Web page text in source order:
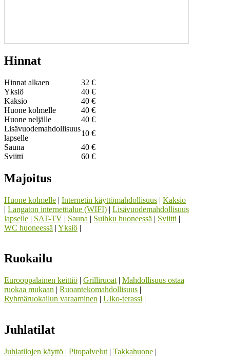
Hinnat
Hinnat alkaen
32 €
Yksiö
40 €
Kaksio
40 €
Huone kolmelle
40 €
Huone neljälle
40 €
Lisävuodemahdollisuus
lapselle
10 €
Sauna
40 €
Sviitti
60 €
Majoitus
Huone kolmelle | Internetin käyttömahdollisuus | Kaksio
| Langaton internettialue (WIFI) | Lisävuodemahdollisuus
lapselle | SAT-TV | Sauna | Suihku huoneessä | Sviitti |
WC huoneessä | Yksiö |
Ruokailu
Eurooppalainen keittiö | Grilliruoat | Mahdollisuus ostaa
ruokaa mukaan | Ruoantekomahdollisuus |
Ryhmäruokailun varaaminen | Ulko-terassi |
Juhlatilat
Juhlatilojen käyttö | Pitopalvelut | Takkahuone |